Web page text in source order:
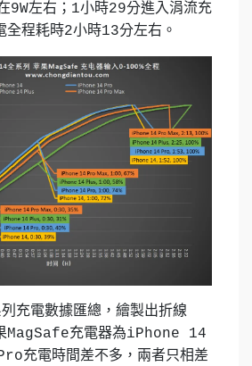
9W左右；1小時29分進入涓流充
全程耗時2小時13分左右。
充電數據匯總，繪製出折線
MagSafe充電器為iPhone 14
充電時間差不多，兩者只相差